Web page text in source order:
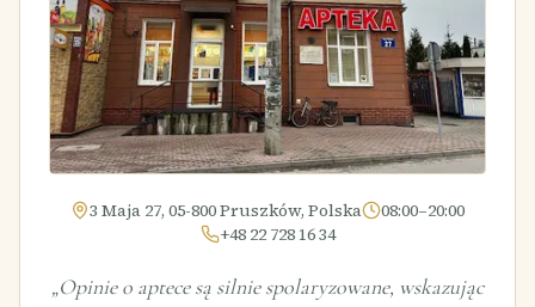
3 Maja 27, 05-800 Pruszków, Polska
08:00–20:00
+48 22 728 16 34
„Opinie o aptece są silnie spolaryzowane, wskazując